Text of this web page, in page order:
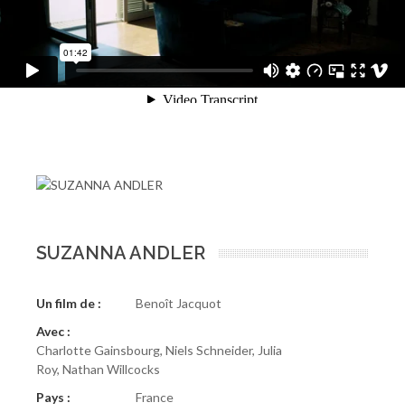
SUZANNA ANDLER
Un film de :
Benoît Jacquot
Avec :
Charlotte Gainsbourg, Niels Schneider, Julia
Roy, Nathan Willcocks
Pays :
France